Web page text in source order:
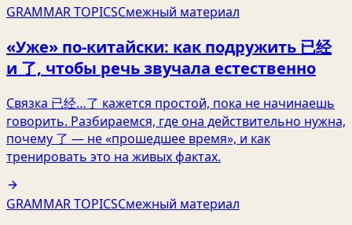
GRAMMAR TOPICSСмежный материал
«Уже» по‑китайски: как подружить 已经
и 了, чтобы речь звучала естественно
Связка 已经…了 кажется простой, пока не начинаешь
говорить. Разбираемся, где она действительно нужна,
почему 了 — не «прошедшее время», и как
тренировать это на живых фактах.
GRAMMAR TOPICSСмежный материал